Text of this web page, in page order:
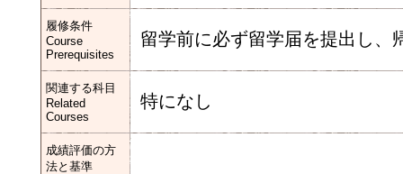
履修条件
Course
Prerequisites
留学前に必ず留学届を提出し、
関連する科目
Related
Courses
特になし
成績評価の方
法と基準